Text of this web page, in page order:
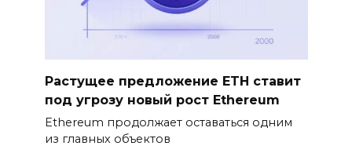
Растущее предложение ETH ставит
под угрозу новый рост Ethereum
Ethereum продолжает оставаться одним
из главных объектов